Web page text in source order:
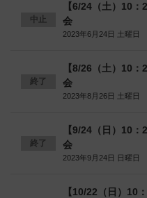
中止
【6/24（土）10
会
2023年6月24日 土曜日
終了
【8/26（土）10
会
2023年8月26日 土曜日
終了
【9/24（日）10
会
2023年9月24日 日曜日
【10/22（日）10